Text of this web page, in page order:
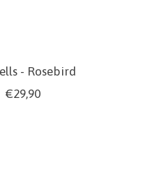
- Rosebird
€29,90